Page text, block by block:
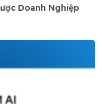
Doanh Nghiệp